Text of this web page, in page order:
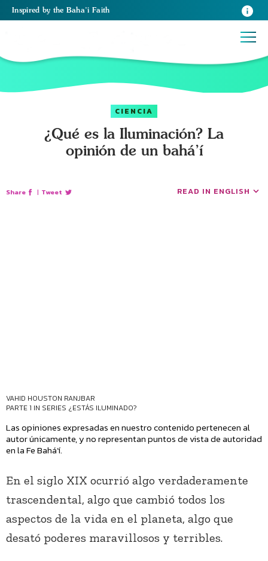
Inspired by the Baha’i Faith
CIENCIA
¿Qué es la Iluminación? La
opinión de un bahá’í
Share | Tweet READ IN ENGLISH
VAHID HOUSTON RANJBAR
PARTE 1 IN SERIES ¿ESTÁS ILUMINADO?
Las opiniones expresadas en nuestro contenido pertenecen al
autor únicamente, y no representan puntos de vista de autoridad
en la Fe Bahá’í.
En el siglo XIX ocurrió algo verdaderamente
trascendental, algo que cambió todos los
aspectos de la vida en el planeta, algo que
desató poderes maravillosos y terribles.